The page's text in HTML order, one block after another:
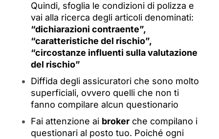
Quindi, sfoglia le condizioni di polizza e
vai alla ricerca degli articoli denominati:
“dichiarazioni contraente”,
“caratteristiche del rischio”,
“circostanze influenti sulla valutazione
del rischio”
Diffida degli assicuratori che sono molto
superficiali, ovvero quelli che non ti
fanno compilare alcun questionario
Fai attenzione ai broker che compilano i
questionari al posto tuo. Poiché ogni